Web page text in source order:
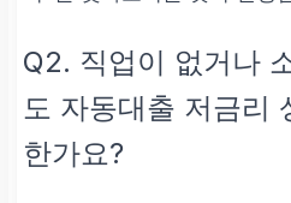
Q2. 직업이 없거나
도 자동대출 저금리
한가요?